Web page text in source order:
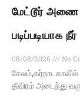
மேட்டூர் அணை
படிப்படியாக
08/08/2026
No
தீவிரம் அடைந்து